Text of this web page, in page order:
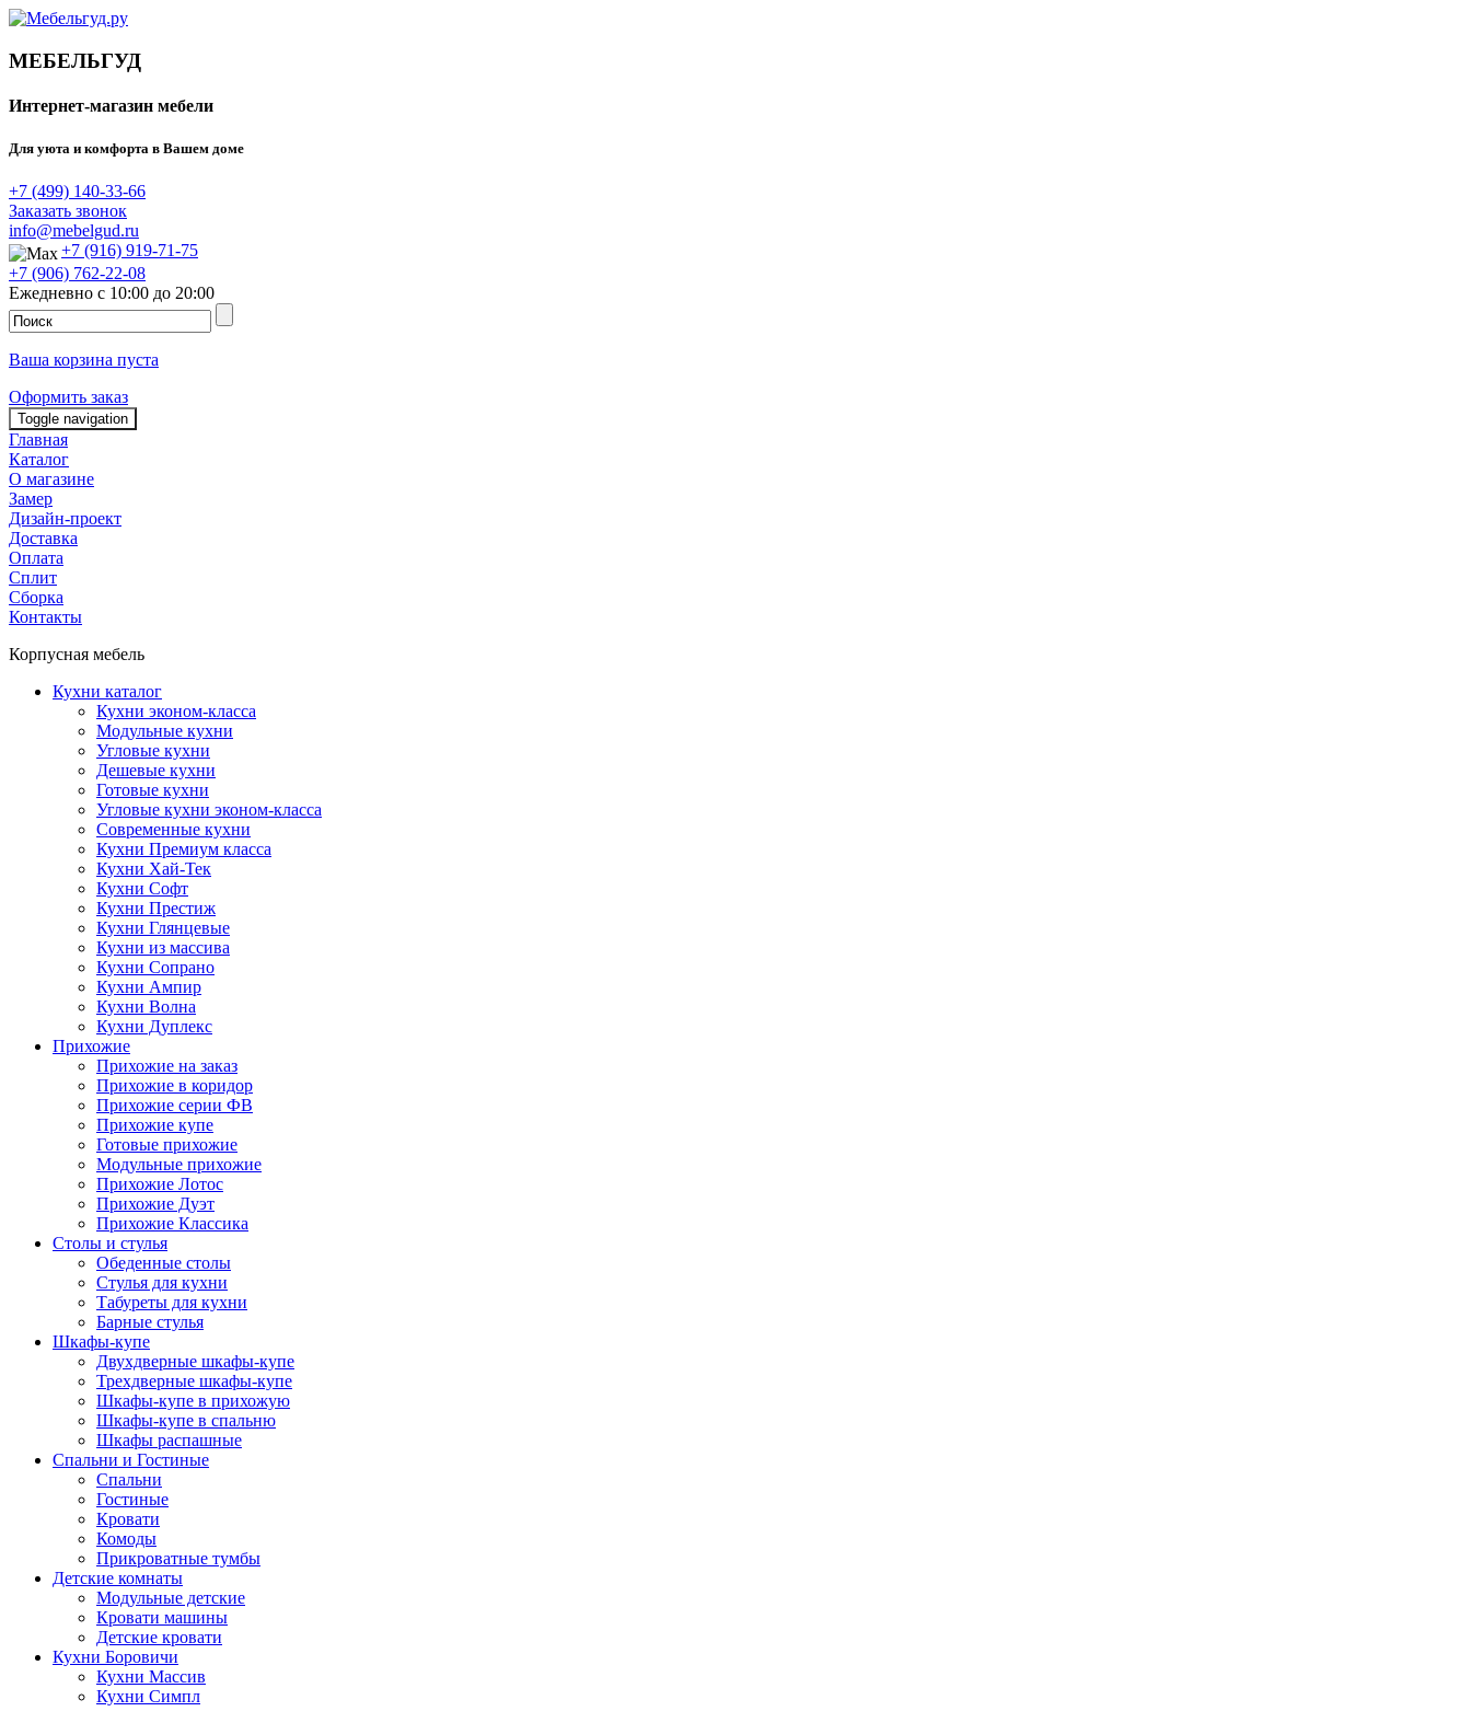
МЕБЕЛЬГУД
Интернет-магазин мебели
Для уюта и комфорта в Вашем доме
+7 (499) 140-33-66
Заказать звонок
info@mebelgud.ru
+7 (916) 919-71-75
+7 (906) 762-22-08
Ежедневно с 10:00 до 20:00
Ваша корзина пуста
Оформить заказ
Toggle navigation
Главная
Каталог
О магазине
Замер
Дизайн-проект
Доставка
Оплата
Сплит
Сборка
Контакты
Корпусная мебель
Кухни каталог
Кухни эконом-класса
Модульные кухни
Угловые кухни
Дешевые кухни
Готовые кухни
Угловые кухни эконом-класса
Современные кухни
Кухни Премиум класса
Кухни Хай-Тек
Кухни Софт
Кухни Престиж
Кухни Глянцевые
Кухни из массива
Кухни Сопрано
Кухни Ампир
Кухни Волна
Кухни Дуплекс
Прихожие
Прихожие на заказ
Прихожие в коридор
Прихожие серии ФВ
Прихожие купе
Готовые прихожие
Модульные прихожие
Прихожие Лотос
Прихожие Дуэт
Прихожие Классика
Столы и стулья
Обеденные столы
Стулья для кухни
Табуреты для кухни
Барные стулья
Шкафы-купе
Двухдверные шкафы-купе
Трехдверные шкафы-купе
Шкафы-купе в прихожую
Шкафы-купе в спальню
Шкафы распашные
Спальни и Гостиные
Спальни
Гостиные
Кровати
Комоды
Прикроватные тумбы
Детские комнаты
Модульные детские
Кровати машины
Детские кровати
Кухни Боровичи
Кухни Массив
Кухни Симпл